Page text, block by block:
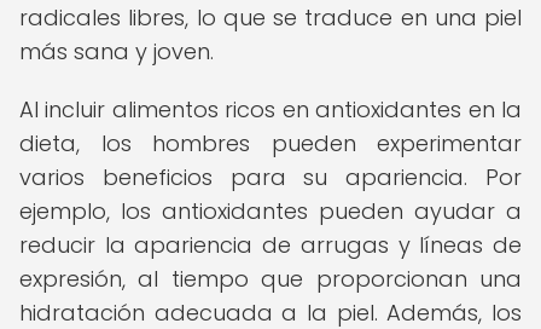
radicales libres, lo que se traduce en una piel
más sana y joven.
Al incluir alimentos ricos en antioxidantes en la
dieta, los hombres pueden experimentar
varios beneficios para su apariencia. Por
ejemplo, los antioxidantes pueden ayudar a
reducir la apariencia de arrugas y líneas de
expresión, al tiempo que proporcionan una
hidratación adecuada a la piel. Además, los